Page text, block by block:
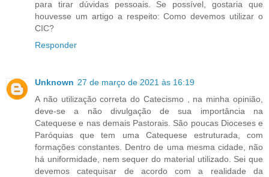
para tirar dúvidas pessoais. Se possível, gostaria que
houvesse um artigo a respeito: Como devemos utilizar o
CIC?
Responder
Unknown 27 de março de 2021 às 16:19
A não utilização correta do Catecismo , na minha opinião,
deve-se a não divulgação de sua importância na
Catequese e nas demais Pastorais. São poucas Dioceses e
Paróquias que tem uma Catequese estruturada, com
formações constantes. Dentro de uma mesma cidade, não
há uniformidade, nem sequer do material utilizado. Sei que
devemos catequisar de acordo com a realidade da